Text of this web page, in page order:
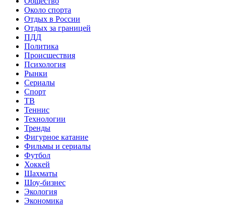
Около спорта
Отдых в России
Отдых за границей
ПДД
Политика
Происшествия
Психология
Рынки
Сериалы
Спорт
ТВ
Теннис
Технологии
Тренды
Фигурное катание
Фильмы и сериалы
Футбол
Хоккей
Шахматы
Шоу-бизнес
Экология
Экономика